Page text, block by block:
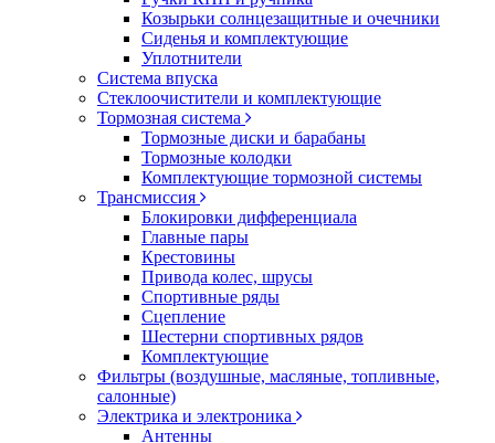
Козырьки солнцезащитные и очечники
Сиденья и комплектующие
Уплотнители
Система впуска
Стеклоочистители и комплектующие
Тормозная система
Тормозные диски и барабаны
Тормозные колодки
Комплектующие тормозной системы
Трансмиссия
Блокировки дифференциала
Главные пары
Крестовины
Привода колес, шрусы
Спортивные ряды
Сцепление
Шестерни спортивных рядов
Комплектующие
Фильтры (воздушные, масляные, топливные,
салонные)
Электрика и электроника
Антенны